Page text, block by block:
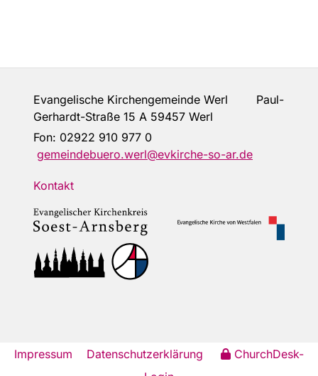
Evangelische Kirchengemeinde Werl Paul-
Gerhardt-Straße 15 A 59457 Werl
Fon: 02922 910 977 0
gemeindebuero.werl@evkirche-so-ar.de
Kontakt
Impressum Datenschutzerklärung
ChurchDesk-